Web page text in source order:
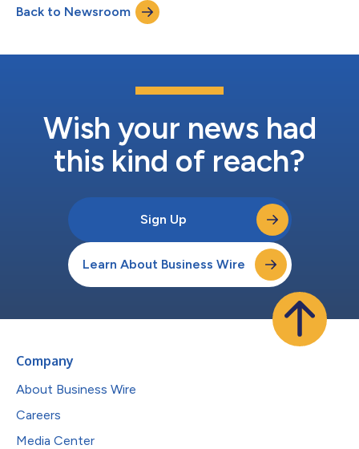
aftermarket-portfolio in EMEA uit te breiden met de toevoeging
van onze reeks stroomaansluitingen, stroombevei...
Back to Newsroom
Wish your news had
this kind of reach?
Sign Up
Learn About Business Wire
Company
About Business Wire
Careers
Media Center